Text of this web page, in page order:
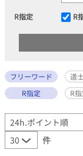
R指定 R
フリーワード
道
R指定
R
件